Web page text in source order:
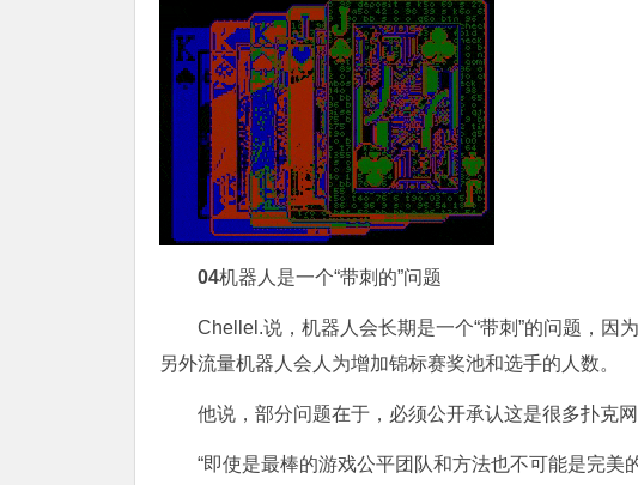
04机器人是一个“带刺的”问题
Chellel.说，机器人会长期是一个“带刺”的问题，因
另外流量机器人会人为增加锦标赛奖池和选手的人数。
他说，部分问题在于，必须公开承认这是很多扑克网
“即使是最棒的游戏公平团队和方法也不可能是完美